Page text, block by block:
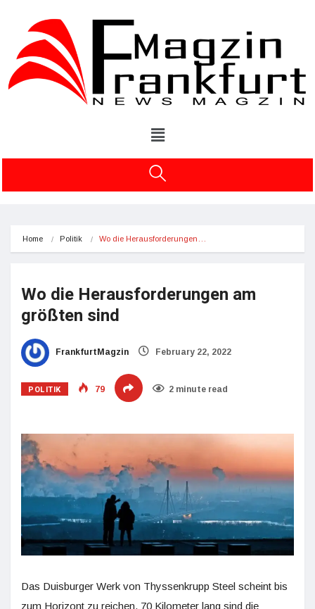
Home Politik Wo die Herausforderungen…
Wo die Herausforderungen am
größten sind
FrankfurtMagzin February 22, 2022
POLITIK 79 2 minute read
Das Duisburger Werk von Thyssenkrupp Steel scheint bis
zum Horizont zu reichen. 70 Kilometer lang sind die